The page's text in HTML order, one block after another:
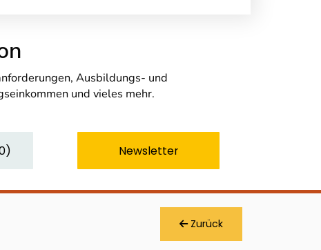
Ausbildungs- und
und vieles mehr.
) Newsletter
Zurück